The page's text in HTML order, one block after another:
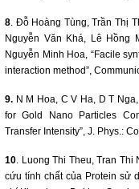
8. Đỗ Hoàng Tùng, Trần Thị
Nguyễn Văn Khá, Lê Hồng
Nguyễn Minh Hoa, “Facile
interaction method”,
9. N M Hoa, C V Ha, D T
for Gold Nano Particles
Transfer Intensity”, J. Phys.:
10. Luong Thi Theu, Tran Thi
cứu tính chất của Protein sử